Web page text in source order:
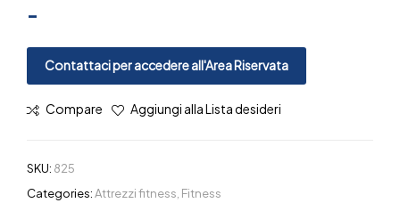
-
Contattaci per accedere all'Area Riservata
Compare Aggiungi alla Lista desideri
SKU: 825
Categories:Attrezzi fitness Fitness